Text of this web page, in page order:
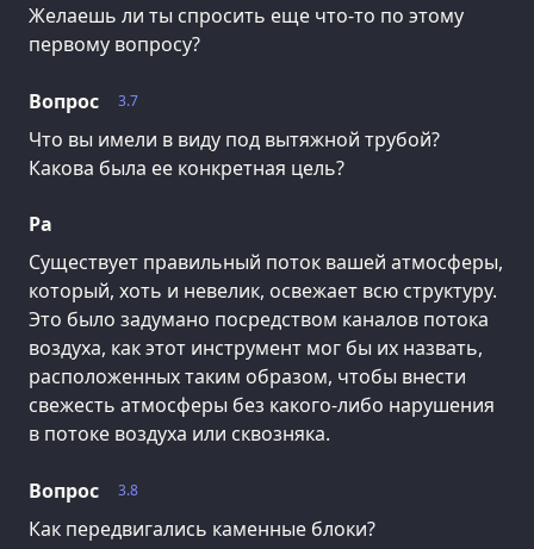
Желаешь ли ты спросить еще что-то по этому
первому вопросу?
3.7
Вопрос
Что вы имели в виду под вытяжной трубой?
Какова была ее конкретная цель?
Ра
Существует правильный поток вашей атмосферы,
который, хоть и невелик, освежает всю структуру.
Это было задумано посредством каналов потока
воздуха, как этот инструмент мог бы их назвать,
расположенных таким образом, чтобы внести
свежесть атмосферы без какого-либо нарушения
в потоке воздуха или сквозняка.
3.8
Вопрос
Как передвигались каменные блоки?